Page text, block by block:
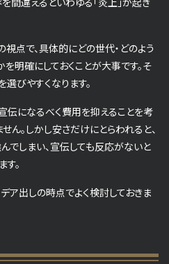
点で、具体的にどの世代・どのよう
明確にしておくことが大事です。そ
びやすくなります。
伝になるべく費用を抑えることを考
ん。しかし安さだけにとらわれると、
しまい、宣伝しても反応がないと
。
ア出しの時点でよく検討しておきま